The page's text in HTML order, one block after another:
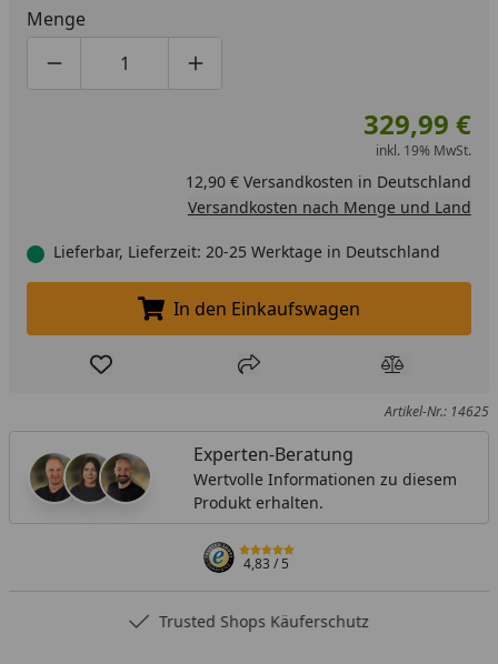
Menge
Produktmenge um eins verringern
Produktmenge manuell eingeben
Produktmenge um eins erhöhen
329,99 €
inkl. 19% MwSt.
12,90 € Versandkosten in Deutschland
Versandkosten nach Menge und Land
Lieferbar, Lieferzeit: 20-25 Werktage in Deutschland
In den Einkaufswagen legen
In den Einkaufswagen
Produkt zur Wunschliste hinzufügen
Teilen Produkt
Artikel-Nr.: 14625
Experten-Beratung
Wertvolle Informationen zu diesem
Produkt erhalten.
4,83/ 5
Trusted Shops Käuferschutz